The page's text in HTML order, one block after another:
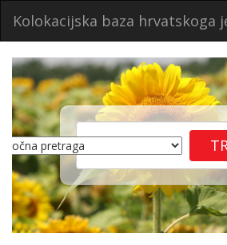
Kolokacijska baza hrvatskoga